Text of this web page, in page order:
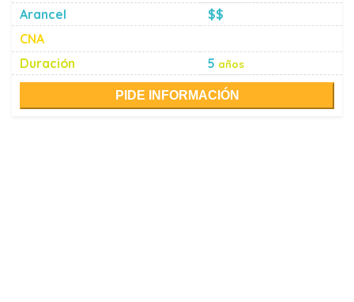
Arancel
$$
CNA
Duración
5 años
PIDE INFORMACIÓN